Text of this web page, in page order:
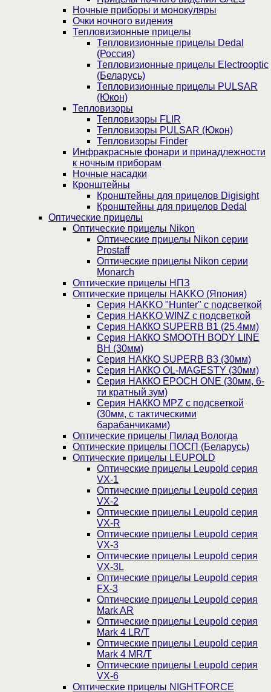
Ночные приборы и монокуляры
Очки ночного видения
Тепловизионные прицелы
Тепловизионные прицелы Dedal
(Россия)
Тепловизионные прицелы Electrooptic
(Беларусь)
Тепловизионные прицелы PULSAR
(Юкон)
Тепловизоры
Тепловизоры FLIR
Тепловизоры PULSAR (Юкон)
Тепловизоры Finder
Инфракрасные фонари и принадлежности
к ночным приборам
Ночные насадки
Кронштейны
Кронштейны для прицелов Digisight
Кронштейны для прицелов Dedal
Оптические прицелы
Оптические прицелы Nikon
Оптические прицелы Nikon серии
Prostaff
Оптические прицелы Nikon серии
Monarch
Оптические прицелы НПЗ
Оптические прицелы HAKKO (Япония)
Cерия HAKKO "Hunter" с подсветкой
Серия НAKKO WINZ с подсветкой
Серия НАККО SUPERB B1 (25,4мм)
Серия НАККО SMOOTH BODY LINE
BH (30мм)
Серия НАККО SUPERB B3 (30мм)
Серия НАККО OL-MAGESTY (30мм)
Серия НАККО EPOCH ONE (30мм, 6-
ти кратный зум)
Серия НАККО MPZ с подсветкой
(30мм, c тактическими
барабанчиками)
Оптические прицелы Пилад Вологда
Оптические прицелы ПОСП (Беларусь)
Оптические прицелы LEUPOLD
Оптические прицелы Leupold серия
VX-1
Оптические прицелы Leupold серия
VX-2
Оптические прицелы Leupold серия
VX-R
Оптические прицелы Leupold серия
VX-3
Оптические прицелы Leupold серия
VX-3L
Оптические прицелы Leupold серия
FX-3
Оптические прицелы Leupold серия
Mark AR
Оптические прицелы Leupold серия
Mark 4 LR/T
Оптические прицелы Leupold серия
Mark 4 MR/T
Оптические прицелы Leupold серия
VX-6
Оптические прицелы NIGHTFORCE